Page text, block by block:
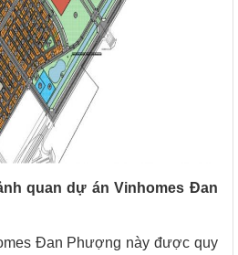
quan dự án Vinhomes Đan
Đan Phượng này được quy